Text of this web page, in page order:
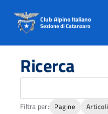
content
Club Alpino Italiano
Sezione di Catanzaro
Ricerca
Filtra per: Pagine Articoli